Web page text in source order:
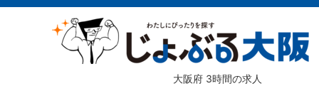
大阪府 3時間の求人